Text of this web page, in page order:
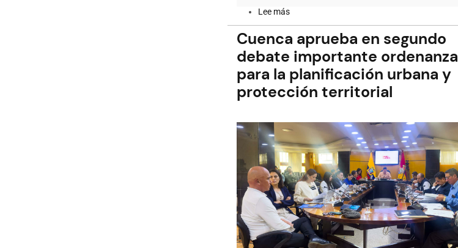
Lee más
Marisol
Peñaloza
constata
avance
del
Parque
de
Cuenca aprueba en segundo
debate importante ordenanza
para la planificación urbana y
protección territorial